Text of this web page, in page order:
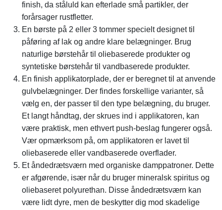
finish, da ståluld kan efterlade små partikler, der
forårsager rustfletter.
En børste på 2 eller 3 tommer specielt designet til
påføring af lak og andre klare belægninger. Brug
naturlige børstehår til oliebaserede produkter og
syntetiske børstehår til vandbaserede produkter.
En finish applikatorplade, der er beregnet til at anvende
gulvbelægninger. Der findes forskellige varianter, så
vælg en, der passer til den type belægning, du bruger.
Et langt håndtag, der skrues ind i applikatoren, kan
være praktisk, men ethvert push-beslag fungerer også.
Vær opmærksom på, om applikatoren er lavet til
oliebaserede eller vandbaserede overflader.
Et åndedrætsværn med organiske damppatroner. Dette
er afgørende, især når du bruger mineralsk spiritus og
oliebaseret polyurethan. Disse åndedrætsværn kan
være lidt dyre, men de beskytter dig mod skadelige